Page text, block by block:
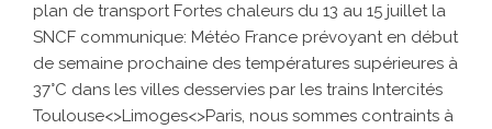
plan de transport Fortes chaleurs du 13 au 15 juillet la
SNCF communique: Météo France prévoyant en début
de semaine prochaine des températures supérieures à
37°C dans les villes desservies par les trains Intercités
Toulouse<>Limoges<>Paris, nous sommes contraints à